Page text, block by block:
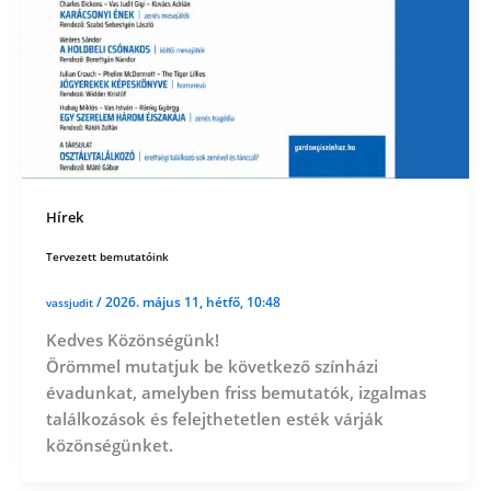
Hírek
Tervezett bemutatóink
vassjudit /2026. május 11, hétfő, 10:48
Kedves Közönségünk!
Örömmel mutatjuk be következő színházi
évadunkat, amelyben friss bemutatók, izgalmas
találkozások és felejthetetlen esték várják
közönségünket.